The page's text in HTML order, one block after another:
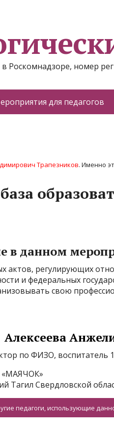
Роскомнадзоре, номер
для педагогов
Трапезников. Именно
в данном
актов, регулирующих
и федеральных
свою
Алексеева
по ФИЗО, воспитатель 1
Тагил Свердловской
педагоги, использующие